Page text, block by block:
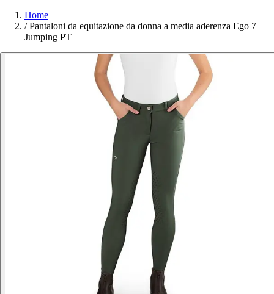
Home
/ Pantaloni da equitazione da donna a media aderenza Ego 7
Jumping PT